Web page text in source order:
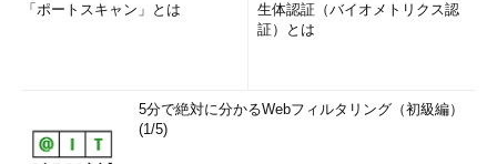
「ポートスキャン」とは
生体認証（バイオメトリクス認
証）とは
5分で絶対に分かるWebフィルタリング（初級編）
(1/5)